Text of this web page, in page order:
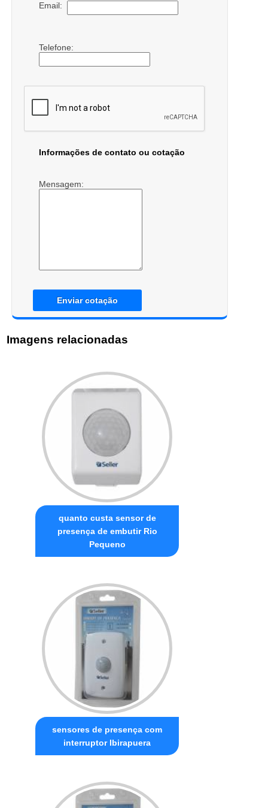
Email:
Telefone:
Informações de contato ou cotação
Mensagem:
Enviar cotação
Imagens relacionadas
quanto custa sensor de
presença de embutir Rio
Pequeno
sensores de presença com
interruptor Ibirapuera